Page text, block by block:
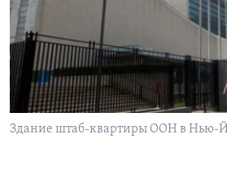
Learning English
СОЦИАЛЬНЫЕ СЕТИ
Здание штаб-квартиры ООН в Нью-